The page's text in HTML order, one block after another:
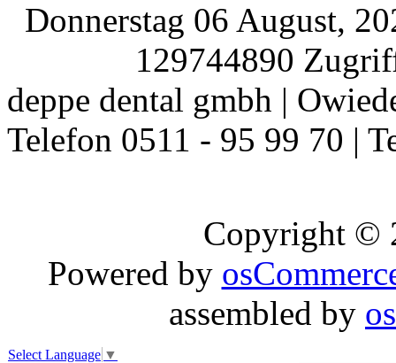
Donnerstag 06 August,
129744890
deppe dental gmbh |
Telefon 0511 - 95 99 70 |
Copyright ©
Powered by
assembled by
Select Language ▼